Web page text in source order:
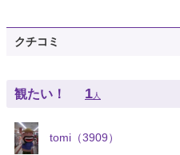
クチコミ
観たい！ 1人
tomi（3909）